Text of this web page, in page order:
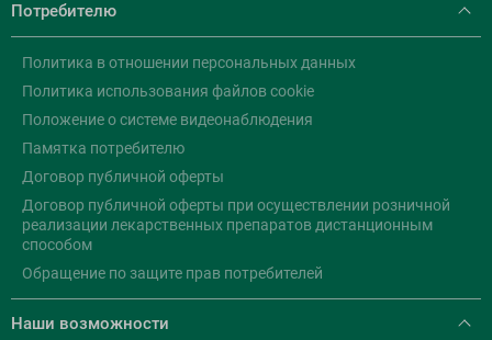
Потребителю
Политика в отношении персональных данных
Политика использования файлов cookie
Положение о системе видеонаблюдения
Памятка потребителю
Договор публичной оферты
Договор публичной оферты при осуществлении розничной
реализации лекарственных препаратов дистанционным
способом
Обращение по защите прав потребителей
Наши возможности